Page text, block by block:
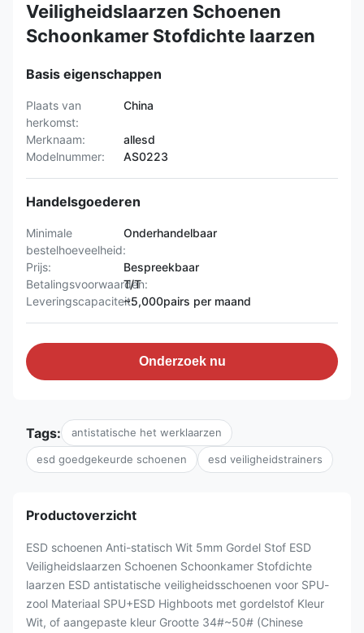
Veiligheidslaarzen Schoenen
Schoonkamer Stofdichte laarzen
Basis eigenschappen
Plaats van
herkomst:
China
Merknaam:
allesd
Modelnummer:
AS0223
Handelsgoederen
Minimale
bestelhoeveelheid:
Onderhandelbaar
Prijs:
Bespreekbaar
Betalingsvoorwaarden:
T/T
Leveringscapaciteit:~5,000pairs per maand
Onderzoek nu
Tags: antistatische het werklaarzen
esd goedgekeurde schoenen esd veiligheidstrainers
Productoverzicht
ESD schoenen Anti-statisch Wit 5mm Gordel Stof ESD
Veiligheidslaarzen Schoenen Schoonkamer Stofdichte
laarzen ESD antistatische veiligheidsschoenen voor SPU-
zool Materiaal SPU+ESD Highboots met gordelstof Kleur
Wit, of aangepaste kleur Grootte 34#~50# (Chinese